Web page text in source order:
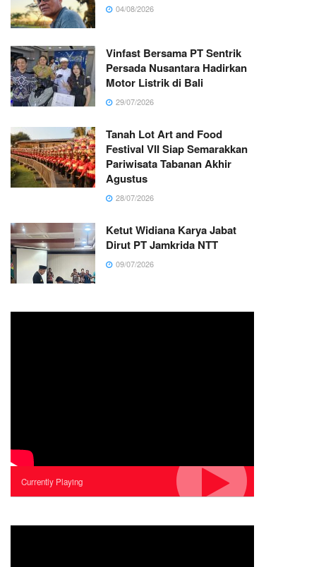
04/08/2026
Vinfast Bersama PT Sentrik
Persada Nusantara Hadirkan
Motor Listrik di Bali
29/07/2026
Tanah Lot Art and Food
Festival VII Siap Semarakkan
Pariwisata Tabanan Akhir
Agustus
28/07/2026
Ketut Widiana Karya Jabat
Dirut PT Jamkrida NTT
09/07/2026
Currently Playing